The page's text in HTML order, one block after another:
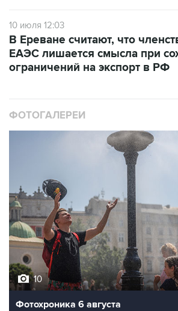
10 июля 12:03
В Ереване считают, что
ЕАЭС лишается смысла при
ограничений на экспорт в РФ
ФОТОГАЛЕРЕИ
10
Фотохроника 6 августа